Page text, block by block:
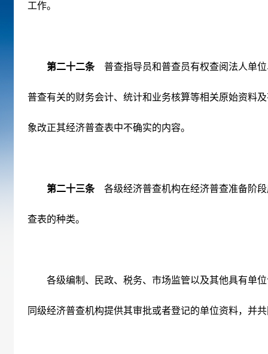
工作。
第二十二条普查指导员和普查员有权查阅法人单位
普查有关的财务会计、统计和业务核算等相关原始资料
象改正其经济普查表中不确实的内容。
第二十三条各级经济普查机构在经济普查准备阶段
查表的种类。
各级编制、民政、税务、市场监管以及其他具有单位
同级经济普查机构提供其审批或者登记的单位资料，并